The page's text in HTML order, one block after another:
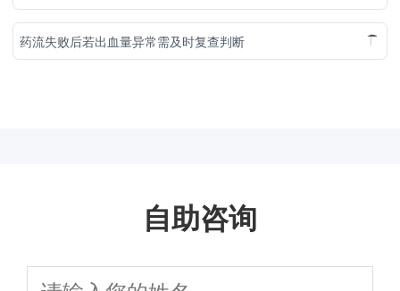
药流失败后若出血量异常需及时复查判断
自助咨询